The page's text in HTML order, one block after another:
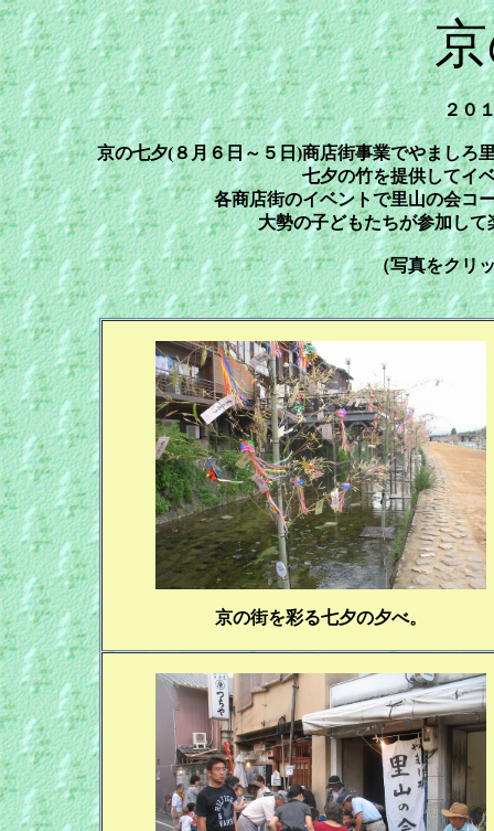
２０
京の七夕(８月６日～５日)商店街事業でやましろ
七夕の竹を提供してイ
各商店街のイベントで里山の会コ
大勢の子どもたちが参加し
（写真をクリ
京の街を彩る七夕の夕べ。